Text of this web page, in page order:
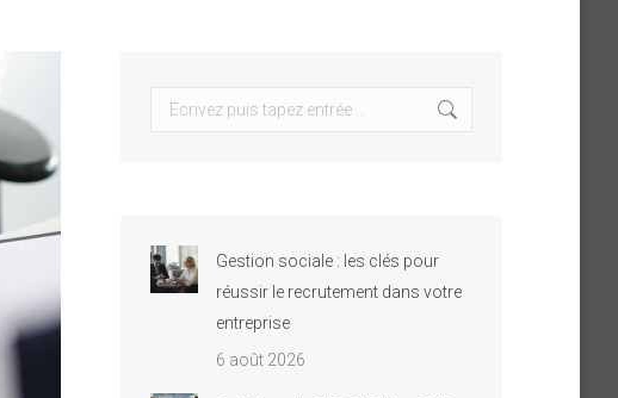
Search:
Gestion sociale : les clés pour
réussir le recrutement dans votre
entreprise
6 août 2026